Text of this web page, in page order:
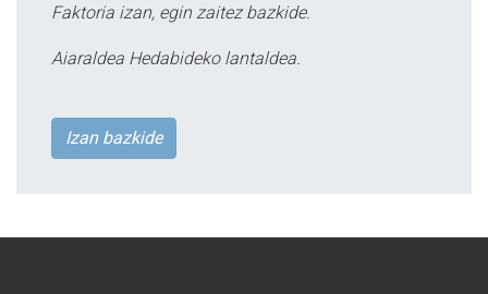
Faktoria izan, egin zaitez bazkide.
Aiaraldea Hedabideko lantaldea.
Izan bazkide